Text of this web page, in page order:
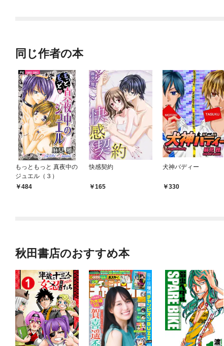
同じ作者の本
もっともっと 真夜中の
ジュエル（３）
484
快感契約
165
犬神バディー
330
秋田書店のおすすめ本